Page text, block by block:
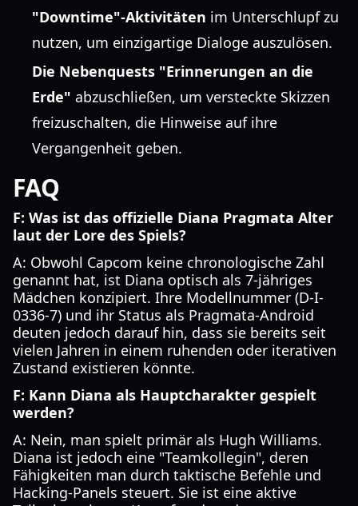
"Downtime"-Aktivitäten im Unterschlupf zu
nutzen, um einzigartige Dialoge auszulösen.
Die Nebenquests "Erinnerungen an die
Erde" abzuschließen, um versteckte Skizzen
freizuschalten, die Hinweise auf ihre
Vergangenheit geben.
FAQ
F: Was ist das offizielle Diana Pragmata Alter
laut der Lore des Spiels?
A: Obwohl Capcom keine chronologische Zahl
genannt hat, ist Diana optisch als 7-jähriges
Mädchen konzipiert. Ihre Modellnummer (D-I-
0336-7) und ihr Status als Pragmata-Android
deuten jedoch darauf hin, dass sie bereits seit
vielen Jahren in einem ruhenden oder iterativen
Zustand existieren könnte.
F: Kann Diana als Hauptcharakter gespielt
werden?
A: Nein, man spielt primär als Hugh Williams.
Diana ist jedoch eine "Teamkollegin", deren
Fähigkeiten man durch taktische Befehle und
Hacking-Panels steuert. Sie ist eine aktive